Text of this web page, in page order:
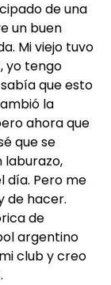
de una
un buen
Mi viejo tuvo
yo tengo
que esto
la
ahora que
que se
laburazo,
día. Pero me
de hacer.
de
argentino
club y creo